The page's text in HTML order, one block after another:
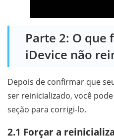
Parte 2: O que
iDevice não
Depois de confirmar que
ser reinicializado, você
seção para corrigi-lo.
2.1 Forçar a